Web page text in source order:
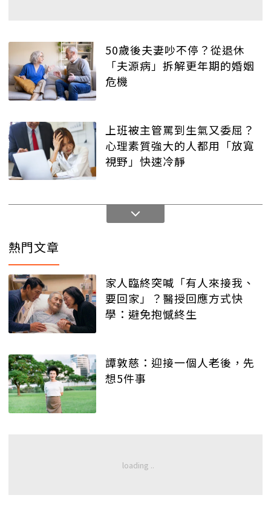
50歲後夫妻吵不停？從退休
「夫源病」拆解更年期的婚姻
危機
上班被主管罵到生氣又委屈？
心理素質強大的人都用「放寬
視野」快速冷靜
熱門文章
家人臨終突喊「有人來接我、
要回家」？醫授回應方式快
學：避免抱憾終生
譚敦慈：迎接一個人老後，先
想5件事